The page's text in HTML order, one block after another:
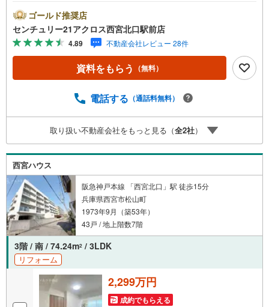
駅から近く、通勤や通学に便利です。南西向きバルコニー
付きで陽当たり良好です。エレベーター付き、快適です。1
階にトランクルームございます。○センチュリー21アクロ
スグループの3つの特徴○■センチュリー21グループで28年
連続No.1（1997年～2024年兵庫地区仲介実績） 尼崎・伊
丹・西宮・宝塚にて8店舗展開中。阪神間での購入や売却は
8店舗すべて駅前にございますが、お車でのお越しも大歓迎
建や、1000万円台の中古マンションを始め多数物件を取り
扱っています。Yahoo！不動産に掲載しきれない物件もご
紹介できます。お気軽にお問合せください。
ゴールド推奨店
センチュリー21アクロス西宮北口駅前店
4.89 不動産会社レビュー 28件
資料をもらう （無料）
電話する （通話料無料）
取り扱い不動産会社をもっと見る（全2社）
西宮ハウス
阪急神戸本線 「西宮北口」駅 徒歩15分
兵庫県西宮市松山町
1973年9月（築53年）
43戸 / 地上階数7階
3階 / 南 / 74.24m2 / 3LDK
リフォーム
2,299万円
成約でもらえる